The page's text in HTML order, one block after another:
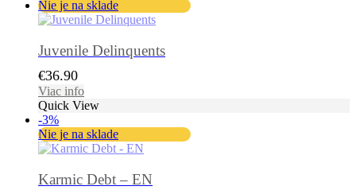
€15.90.€15.40.
Nie je na sklade
Juvenile Delinquents
€36.90
Viac info
Quick View
-3%
Nie je na sklade
Karmic Debt – EN